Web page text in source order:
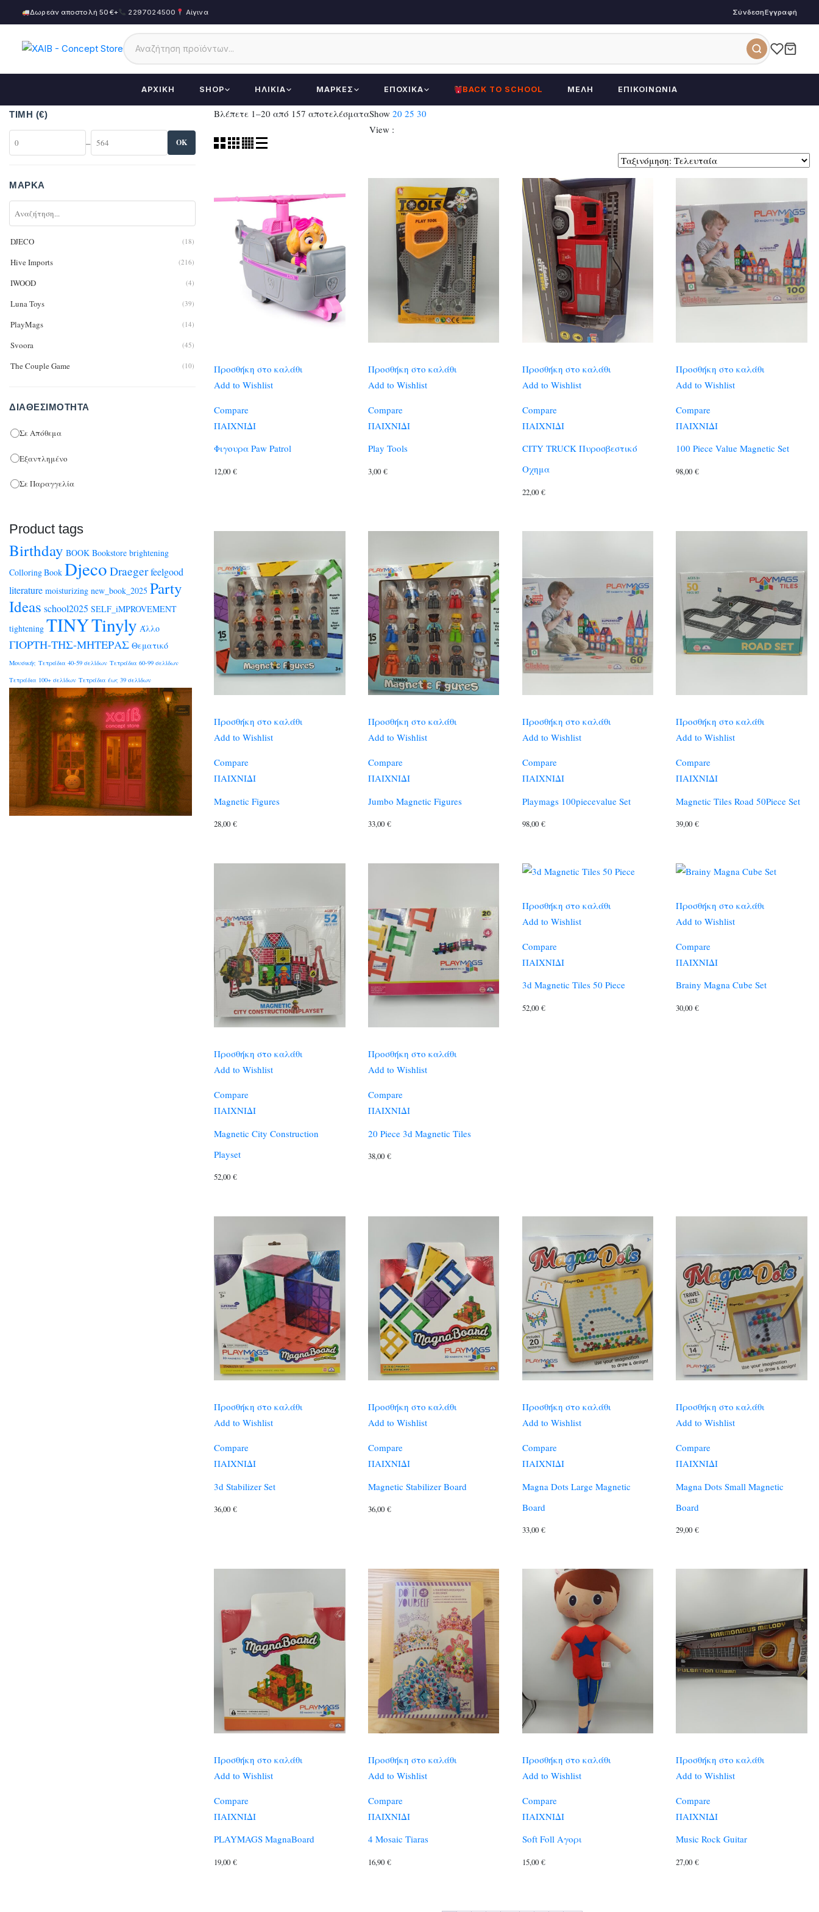
Δωρεάν αποστολή 50€+ 2297024500 Αίγινα ΣύνδεσηΕγγραφή
ΑΡΧΙΚΉ SHOP ΗΛΙΚΊΑ ΜΆΡΚΕΣ ΕΠΟΧΙΚΆ BACK TO SCHOOL ΜΈΛΗ ΕΠΙΚΟΙΝΩΝΊΑ
Βλέπετε 1–20 από 157 αποτελέσματαSorted
by
Show 20 25 30
View :
Προσθήκη στο καλάθι
Add to Wishlist
Compare
ΠΑΙΧΝΙΔΙ
Φιγουρα Paw Patrol
12,00 €
Προσθήκη στο καλάθι
Add to Wishlist
Compare
ΠΑΙΧΝΙΔΙ
Play Tools
3,00 €
Προσθήκη στο καλάθι
Add to Wishlist
Compare
ΠΑΙΧΝΙΔΙ
CITY TRUCK Πυροσβεστικό
Οχημα
22,00 €
Προσθήκη στο καλάθι
Add to Wishlist
Compare
ΠΑΙΧΝΙΔΙ
100 Piece Value Magnetic Set
98,00€
Προσθήκη στο καλάθι
Add to Wishlist
Compare
ΠΑΙΧΝΙΔΙ
Magnetic Figures
28,00 €
Προσθήκη στο καλάθι
Add to Wishlist
Compare
ΠΑΙΧΝΙΔΙ
Jumbo Magnetic Figures
33,00 €
Προσθήκη στο καλάθι
Add to Wishlist
Compare
ΠΑΙΧΝΙΔΙ
Playmags 100piecevalue Set
98,00 €
Προσθήκη στο καλάθι
Add to Wishlist
Compare
ΠΑΙΧΝΙΔΙ
Magnetic Tiles Road 50Piece Set
39,00€
Προσθήκη στο καλάθι
Add to Wishlist
Compare
ΠΑΙΧΝΙΔΙ
Magnetic City Construction
Playset
52,00 €
Προσθήκη στο καλάθι
Add to Wishlist
Compare
ΠΑΙΧΝΙΔΙ
20 Piece 3d Magnetic Tiles
38,00 €
Προσθήκη στο καλάθι
Add to Wishlist
Compare
ΠΑΙΧΝΙΔΙ
3d Magnetic Tiles 50 Piece
52,00 €
Προσθήκη στο καλάθι
Add to Wishlist
Compare
ΠΑΙΧΝΙΔΙ
Brainy Magna Cube Set
30,00€
Προσθήκη στο καλάθι
Add to Wishlist
Compare
ΠΑΙΧΝΙΔΙ
3d Stabilizer Set
36,00 €
Προσθήκη στο καλάθι
Add to Wishlist
Compare
ΠΑΙΧΝΙΔΙ
Magnetic Stabilizer Board
36,00 €
Προσθήκη στο καλάθι
Add to Wishlist
Compare
ΠΑΙΧΝΙΔΙ
Magna Dots Large Magnetic
Board
33,00 €
Προσθήκη στο καλάθι
Add to Wishlist
Compare
ΠΑΙΧΝΙΔΙ
Magna Dots Small Magnetic
Board
29,00€
Προσθήκη στο καλάθι
Add to Wishlist
Compare
ΠΑΙΧΝΙΔΙ
PLAYMAGS MagnaBoard
19,00 €
Προσθήκη στο καλάθι
Add to Wishlist
Compare
ΠΑΙΧΝΙΔΙ
4 Mosaic Tiaras
16,90 €
Προσθήκη στο καλάθι
Add to Wishlist
Compare
ΠΑΙΧΝΙΔΙ
Soft Foll Αγορι
15,00 €
Προσθήκη στο καλάθι
Add to Wishlist
Compare
ΠΑΙΧΝΙΔΙ
Music Rock Guitar
27,00€
ΤΙΜΉ (€)
– OK
ΜΆΡΚΑ
DJECO (18)
Hive Imports (216)
IWOOD (4)
Luna Toys (39)
PlayMags (14)
Svoora (45)
The Couple Game (10)
Εκδόσεις Σαββάλας
ΔΙΑΘΕΣΙΜΌΤΗΤΑ
Σε Απόθεμα
Εξαντλημένο
Σε Παραγγελία
Product tags
Birthday BOOK Bookstore brightening
Colloring Book Djeco Draegerfeelgood
literature moisturizing new_book_2025 Party
Ideas school2025 SELF_iMPROVEMENT
tightening TINYTinyly Άλλο
ΓΙΟΡΤΗ-ΤΗΣ-ΜΗΤΕΡΑΣ Θεματικό
Μουσικής Τετράδια 40-59 σελίδων Τετράδια 60-99 σελίδων
Τετράδια 100+ σελίδων Τετράδια έως 39 σελίδων